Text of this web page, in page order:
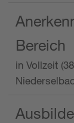
Bereich
in Vollzeit